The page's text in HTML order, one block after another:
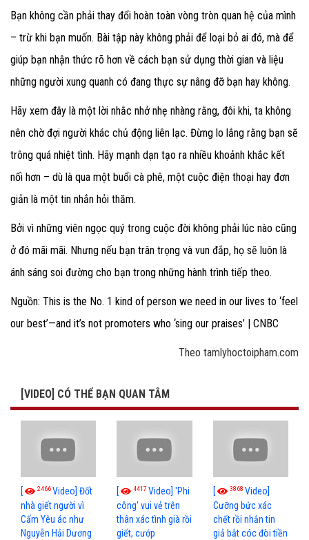
Bạn không cần phải thay đổi hoàn toàn vòng tròn quan hệ của mình
– trừ khi bạn muốn. Bài tập này không phải để loại bỏ ai đó, mà để
giúp bạn nhận thức rõ hơn về cách bạn sử dụng thời gian và liệu
những người xung quanh có đang thực sự nâng đỡ bạn hay không.
Hãy xem đây là một lời nhắc nhở nhẹ nhàng rằng, đôi khi, ta không
nên chờ đợi người khác chủ động liên lạc. Đừng lo lắng rằng bạn sẽ
trông quá nhiệt tình. Hãy mạnh dạn tạo ra nhiều khoảnh khắc kết
nối hơn – dù là qua một buổi cà phê, một cuộc điện thoại hay đơn
giản là một tin nhắn hỏi thăm.
Bởi vì những viên ngọc quý trong cuộc đời không phải lúc nào cũng
ở đó mãi mãi. Nhưng nếu bạn trân trọng và vun đắp, họ sẽ luôn là
ánh sáng soi đường cho bạn trong những hành trình tiếp theo.
Nguồn: This is the No. 1 kind of person we need in our lives to ‘feel
our best’—and it’s not promoters who ‘sing our praises’ | CNBC
Theo tamlyhoctoipham.com
[VIDEO] CÓ THỂ BẠN QUAN TÂM
[ 2466Video] Đốt
nhà giết người vì
Cấm Yêu ác như
Nguyễn Hải Dương
[ 4417Video] 'Phi
công' vui vẻ trên
thân xác tình già rồi
giết, cướp
[ 3868 Video]
Cưỡng bức xác
chết rồi nhắn tin
giả bắt cóc đòi tiền